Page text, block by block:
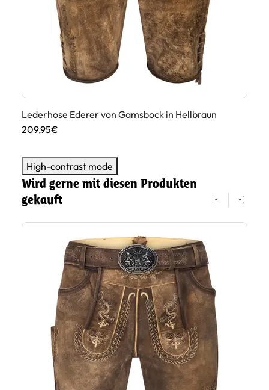
Lederhose Ederer von Gamsbock in Hellbraun
209,95€
High-contrast mode
Wird gerne mit diesen Produkten
gekauft